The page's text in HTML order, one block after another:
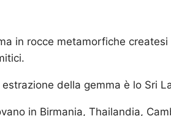
in rocce metamorfiche
della gemma è lo Sri
in Birmania, Thailandia,